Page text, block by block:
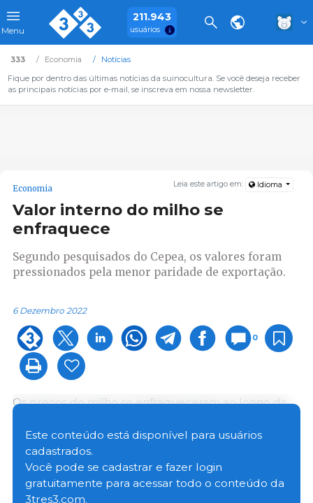
Menu
211.943
usuários
333 Economia
Notícias
Fique por dentro das últimas notícias da suinocultura. Se você deseja receber
as principais notícias por e-mail, se inscreva em nossa newsletter.
Leia este artigo em: Idioma
Economia
Valor interno do milho se
enfraquece
Segundo pesquisados do Cepea, os valores foram
pressionados pela menor paridade de exportação.
6 Dezembro 2022
0
Os preços do milho se enfraqueceram ao longo da
praças acompanhadas pelo Cepea no interior do
País. Segundo pesquisados do Cepea, os valores
foram pressionados pela menor paridade de
exportação.
Este conteúdo está disponível para usuários
cadastrados.
Você pode se cadastrar e fazer login
gratuitamente para acessar todo o conteúdo da
3tres3.com.